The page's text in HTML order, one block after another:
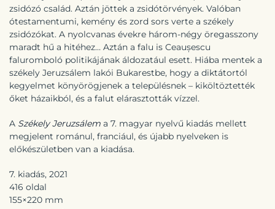
zsidózó család. Aztán jöttek a zsidótörvények. Valóban
ótestamentumi, kemény és zord sors verte a székely
zsidózókat. A nyolcvanas évekre három-négy öregasszony
maradt hű a hitéhez… Aztán a falu is Ceaușescu
faluromboló politikájának áldozatául esett. Hiába mentek a
székely Jeruzsálem lakói Bukarestbe, hogy a diktátortól
kegyelmet könyörögjenek a településnek – kiköltöztették
őket házaikból, és a falut elárasztották vízzel.
A Székely Jeruzsálem a 7. magyar nyelvű kiadás mellett
megjelent románul, franciául, és újabb nyelveken is
előkészületben van a kiadása.
7. kiadás, 2021
416 oldal
155×220 mm